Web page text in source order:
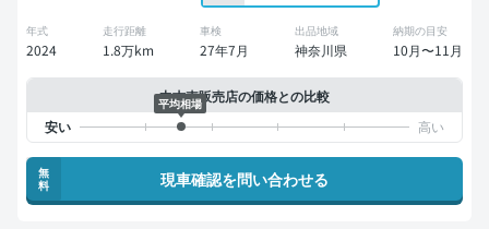
年式
2024
走行距離
1.8万km
車検
27年7月
出品地域
神奈川県
納期の目安
10月〜11月
中古車販売店の価格との比較
平均相場
無
料
現車確認を問い合わせる